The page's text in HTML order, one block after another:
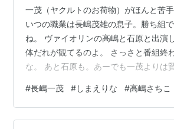
一茂（ヤクルトのお荷物）がほんと苦
いつの職業は長嶋茂雄の息子。勝ち組
ね。 ヴァイオリンの高嶋と石原と出演
体だれが観てるのよ。 さっさと番組終
な。 あと石原も。あーでも一茂よりは
高嶋のヴァイオリンの腕前はどうなの？
かないけどさ。
#長嶋一茂 #しまえりな #高嶋さちこ